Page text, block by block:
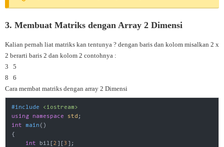
3. Membuat Matriks dengan Array 2 Dimensi
Kalian pernah liat matriks kan tentunya ? dengan baris dan kolom misalkan 2 x
2 berarti baris 2 dan kolom 2 contohnya :
3 5
8 6
Cara membat matriks dengan array 2 Dimensi
#include
<iostream>
using
namespace std
int
main ()
{
int bil[2 ][3 ];